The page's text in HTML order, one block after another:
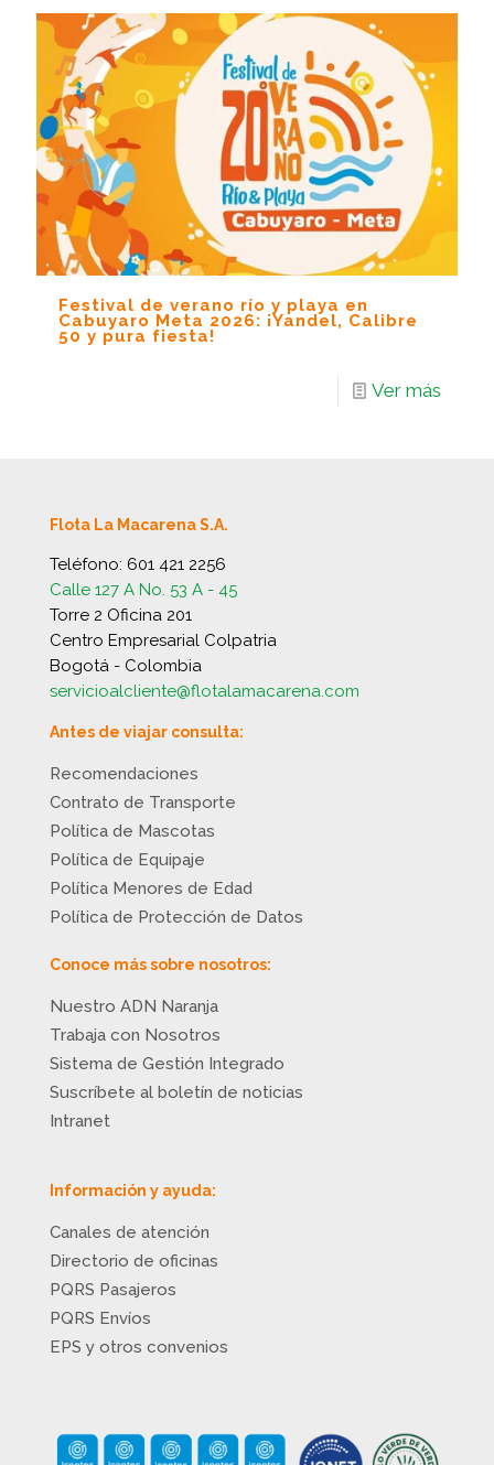
Festival de verano río y playa en
Cabuyaro Meta 2026: ¡Yandel, Calibre
50 y pura fiesta!
Ver más
Flota La Macarena S.A.
Teléfono: 601 421 2256
Calle 127 A No. 53 A - 45
Torre 2 Oficina 201
Centro Empresarial Colpatria
Bogotá - Colombia
servicioalcliente@flotalamacarena.com
Antes de viajar consulta:
Recomendaciones
Contrato de Transporte
Política de Mascotas
Política de Equipaje
Política Menores de Edad
Política de Protección de Datos
Conoce más sobre nosotros:
Nuestro ADN Naranja
Trabaja con Nosotros
Sistema de Gestión Integrado
Suscríbete al boletín de noticias
Intranet
Información y ayuda:
Canales de atención
Directorio de oficinas
PQRS Pasajeros
PQRS Envíos
EPS y otros convenios